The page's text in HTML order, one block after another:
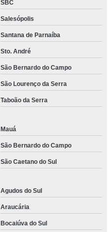
SBC
Salesópolis
Santana de Parnaíba
Sto. André
São Bernardo do Campo
São Lourenço da Serra
Taboão da Serra
Mauá
São Bernardo do Campo
São Caetano do Sul
Agudos do Sul
Araucária
Bocaiúva do Sul